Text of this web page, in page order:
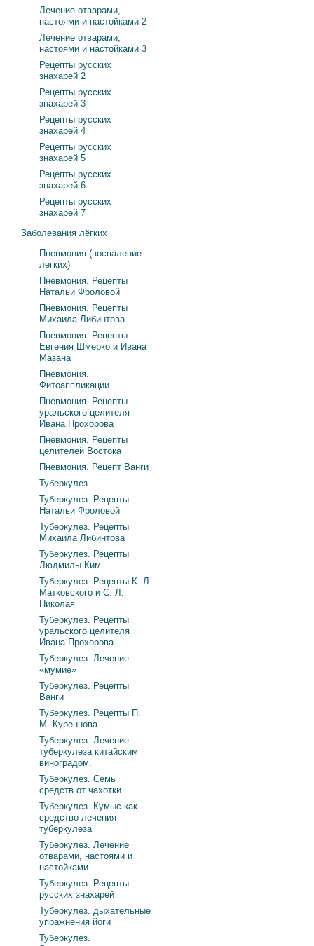
Лечение отварами,
настоями и настойками 2
Лечение отварами,
настоями и настойками 3
Рецепты русских
знахарей 2
Рецепты русских
знахарей 3
Рецепты русских
знахарей 4
Рецепты русских
знахарей 5
Рецепты русских
знахарей 6
Рецепты русских
знахарей 7
Заболевания лёгких
Пневмония (воспаление
легких)
Пневмония. Рецепты
Натальи Фроловой
Пневмония. Рецепты
Михаила Либинтова
Пневмония. Рецепты
Евгения Шмерко и Ивана
Мазана
Пневмония.
Фитоаппликации
Пневмония. Рецепты
уральского целителя
Ивана Прохорова
Пневмония. Рецепты
целителей Востока
Пневмония. Рецепт Ванги
Туберкулез
Туберкулез. Рецепты
Натальи Фроловой
Туберкулез. Рецепты
Михаила Либинтова
Туберкулез. Рецепты
Людмилы Ким
Туберкулез. Рецепты К. Л.
Матковского и С. Л.
Николая
Туберкулез. Рецепты
уральского целителя
Ивана Прохорова
Туберкулез. Лечение
«мумие»
Туберкулез. Рецепты
Ванги
Туберкулез. Рецепты П.
М. Куреннова
Туберкулез. Лечение
туберкулеза китайским
виноградом.
Туберкулез. Семь
средств от чахотки
Туберкулез. Кумыс как
средство лечения
туберкулеза
Туберкулез. Лечение
отварами, настоями и
настойками
Туберкулез. Рецепты
русских знахарей
Туберкулез. дыхательные
упражнения йоги
Туберкулез.